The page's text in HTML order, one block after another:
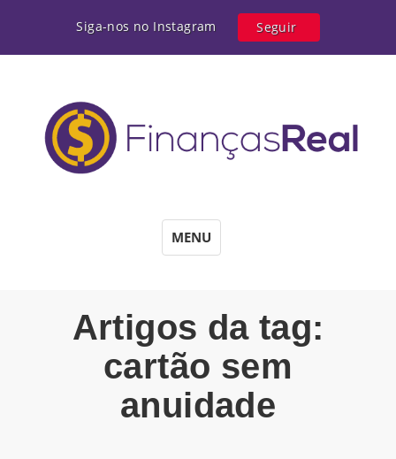
Siga-nos no Instagram Seguir
MENU
Artigos da tag:
cartão sem
anuidade